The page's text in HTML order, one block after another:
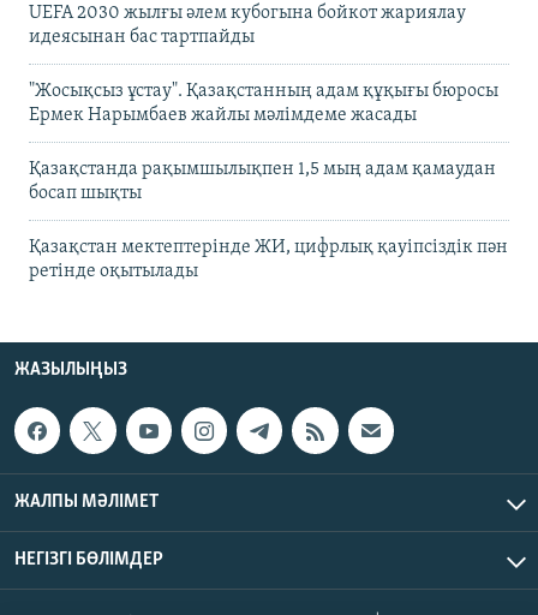
UEFA 2030 жылғы әлем кубогына бойкот жариялау
идеясынан бас тартпайды
"Жосықсыз ұстау". Қазақстанның адам құқығы бюросы
Ермек Нарымбаев жайлы мәлімдеме жасады
Қазақстанда рақымшылықпен 1,5 мың адам қамаудан
босап шықты
Қазақстан мектептерінде ЖИ, цифрлық қауіпсіздік пән
ретінде оқытылады
ЖАЗЫЛЫҢЫЗ
ЖАЛПЫ МӘЛІМЕТ
НЕГІЗГІ БӨЛІМДЕР